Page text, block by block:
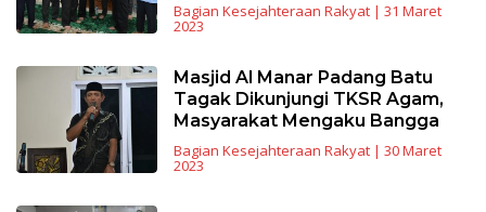
Bagian Kesejahteraan Rakyat| 31 Maret
2023
Masjid Al Manar Padang Batu
Tagak Dikunjungi TKSR Agam,
Masyarakat Mengaku Bangga
Bagian Kesejahteraan Rakyat| 30 Maret
2023